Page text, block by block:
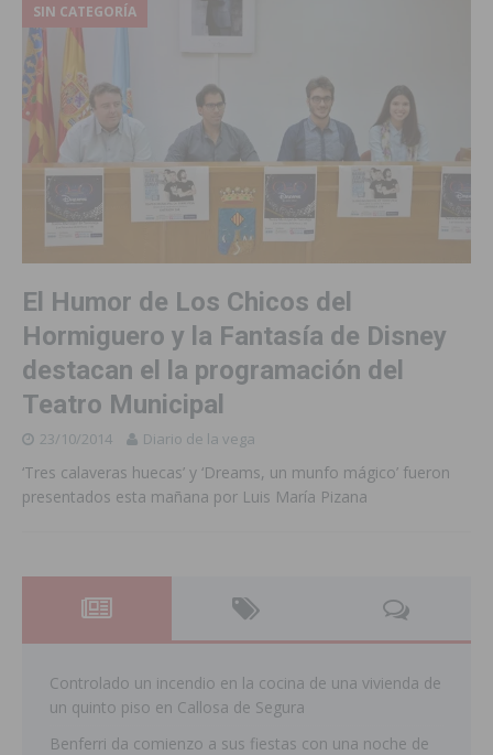
SIN CATEGORÍA
El Humor de Los Chicos del
Hormiguero y la Fantasía de Disney
destacan el la programación del
Teatro Municipal
23/10/2014 Diario de la vega
‘Tres calaveras huecas’ y ‘Dreams, un munfo mágico’ fueron
presentados esta mañana por Luis María Pizana
Controlado un incendio en la cocina de una vivienda de
un quinto piso en Callosa de Segura
Benferri da comienzo a sus fiestas con una noche de